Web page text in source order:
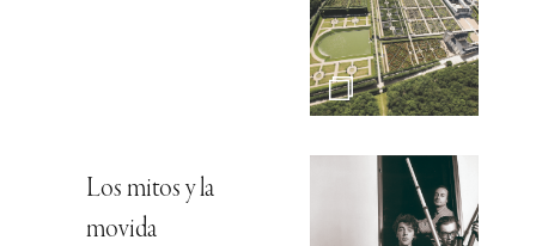
Los mitos y la
movida